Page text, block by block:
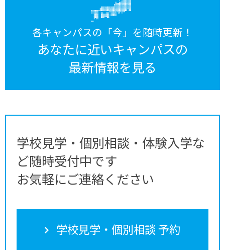
各キャンパスの「今」を随時更新！
あなたに近いキャンパスの
最新情報を見る
学校見学・個別相談・体験入学な
ど随時受付中です
お気軽にご連絡ください
学校見学・個別相談 予約